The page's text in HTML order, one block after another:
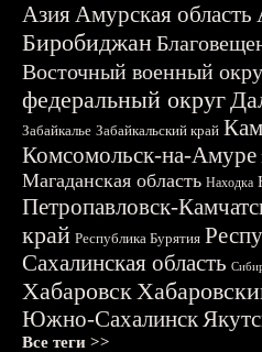
АзияАмурская область
Биробиджан
Восточный военный
федеральный округ
Забайкалье Забайкальский край
Комсомольск-на-Амуре
Магаданская область Находка
Петропавловск-
край Республика Бурятия
Сахалинская область
Хабаровск
Южно-Сахалинск
Все теги >>